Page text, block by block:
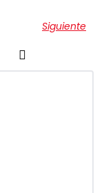
Siguiente